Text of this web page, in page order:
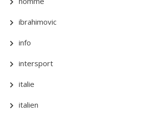
ibrahimovic
info
intersport
italie
italien